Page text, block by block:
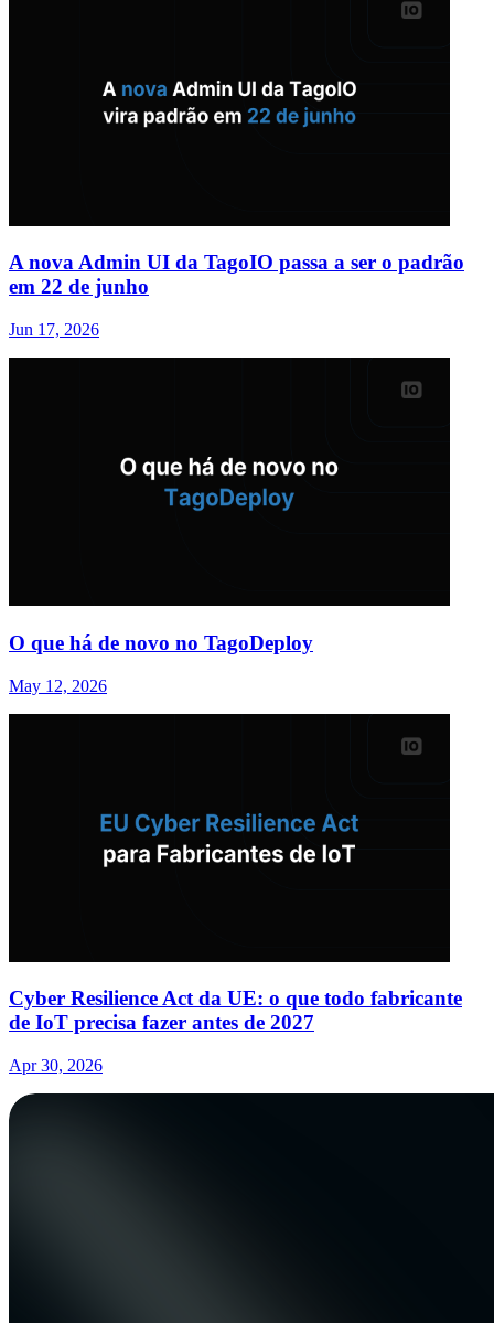
A nova Admin UI da TagoIO passa a ser o padrão
em 22 de junho
Jun 17, 2026
O que há de novo no TagoDeploy
May 12, 2026
Cyber Resilience Act da UE: o que todo fabricante
de IoT precisa fazer antes de 2027
Apr 30, 2026